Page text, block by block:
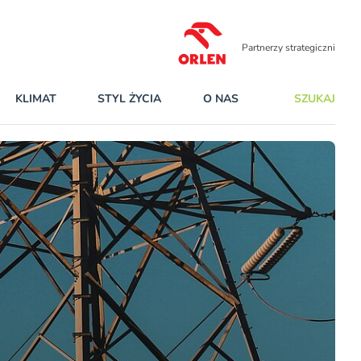
Partnerzy strategiczni
KLIMAT STYL ŻYCIA O NAS SZUKAJ